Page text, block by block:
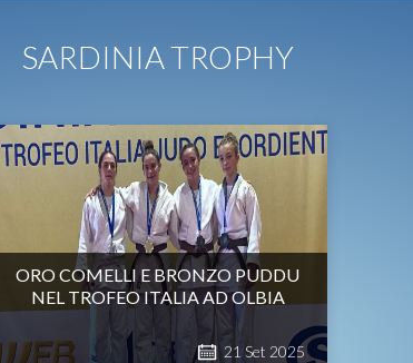
SARDINIA TROPHY
ORO COMELLI E BRONZO PUDDU
NEL TROFEO ITALIA AD OLBIA
21 Set 2025